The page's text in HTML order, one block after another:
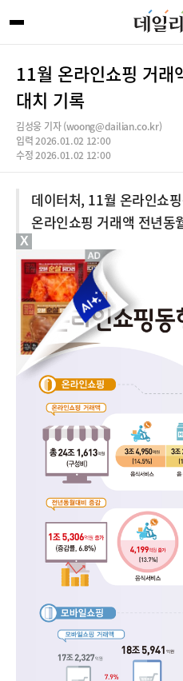
11월 온라인쇼핑 거
대치 기록
김성웅 기자 (woong@dailian.co.kr)
입력 2026.01.02 12:00
수정 2026.01.02 12:00
데이터처, 11월 온라인쇼
온라인쇼핑 거래액 전년
X